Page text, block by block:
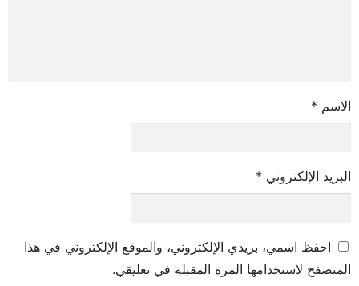
الاسم *
البريد الإلكتروني *
احفظ اسمي، بريدي الإلكتروني، والموقع الإلكتروني في هذا
المتصفح لاستخدامها المرة المقبلة في تعليقي.